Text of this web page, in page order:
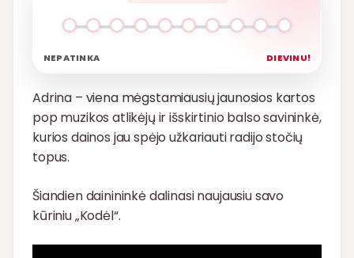
NEPATINKA DIEVINU!
Adrina – viena mėgstamiausių jaunosios kartos
pop muzikos atlikėjų ir išskirtinio balso savininkė,
kurios dainos jau spėjo užkariauti radijo stočių
topus.
Šiandien dainininkė dalinasi naujausiu savo
kūriniu „Kodėl“.